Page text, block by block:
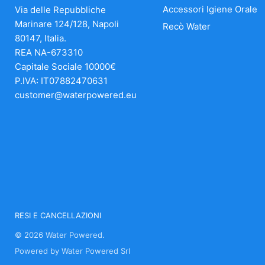
Via delle Repubbliche
Marinare 124/128, Napoli
80147, Italia.
REA NA-673310
Capitale Sociale 10000€
P.IVA: IT07882470631
customer@waterpowered.eu
Accessori Igiene Orale
Recò Water
RESI E CANCELLAZIONI
© 2026 Water Powered.
Powered by Water Powered Srl